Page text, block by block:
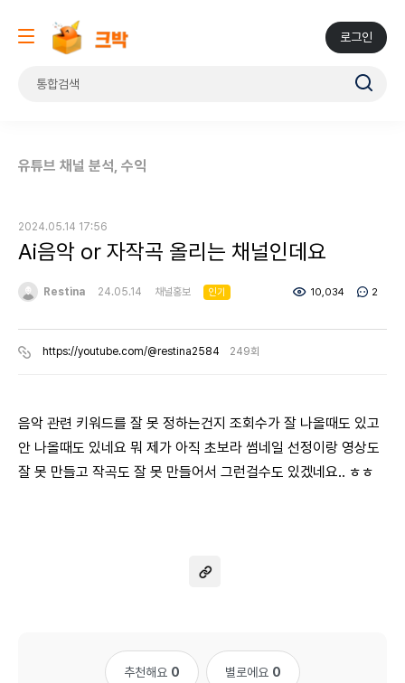
로그인
유튜브 채널 분석, 수익
2024.05.14 17:56
Ai음악 or 자작곡 올리는 채널인데요
Restina 24.05.14 채널홍보 인기 10,034 2
https://youtube.com/@restina2584 249회
음악 관련 키워드를 잘 못 정하는건지 조회수가 잘 나올때도 있고
안 나올때도 있네요 뭐 제가 아직 초보라 썸네일 선정이랑 영상도
잘 못 만들고 작곡도 잘 못 만들어서 그런걸수도 있겠네요.. ㅎㅎ
추천해요 0 별로에요 0